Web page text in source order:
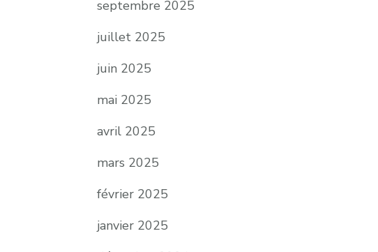
septembre 2025
juillet 2025
juin 2025
mai 2025
avril 2025
mars 2025
février 2025
janvier 2025